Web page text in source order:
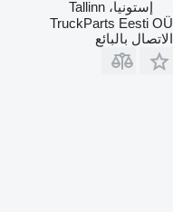
إستونيا، Tallinn
TruckParts Eesti OÜ
الاتصال بالبائع